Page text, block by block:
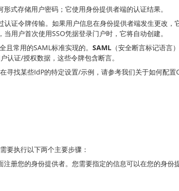
形式存储用户密码；它使用身份提供者端的认证结果。
认证令牌传输。如果用户信息在身份提供者端发生更改，
用户首次使用SSO凭据登录门户时，它将自动创建。
且常用的SAML标准实现的。 SAML （安全断言标记语言
认证/授权数据，这些令牌包含断言。
寻找某些IdP的特定设置/示例，请参考我们关于如何配置
要执行以下两个主要步骤：
注册您的身份提供者。您需要指定的信息可以在您的身份